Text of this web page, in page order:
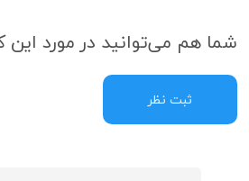
شما هم می‌توانید در مورد این
ثبت نظر